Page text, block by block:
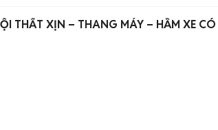
THẤT XỊN – THANG MÁY – HẦM XE